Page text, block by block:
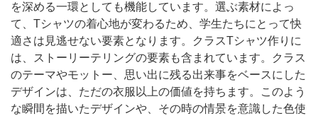
を深める一環としても機能しています。選ぶ素材によっ
て、Tシャツの着心地が変わるため、学生たちにとって快
適さは見逃せない要素となります。クラスTシャツ作りに
は、ストーリーテリングの要素も含まれています。クラス
のテーマやモットー、思い出に残る出来事をベースにした
デザインは、ただの衣服以上の価値を持ちます。このよう
な瞬間を描いたデザインや、その時の情景を意識した色使